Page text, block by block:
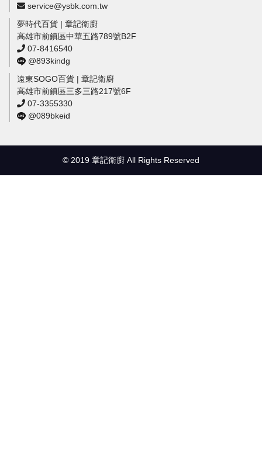
service@ysbk.com.tw
夢時代百貨 | 章記衛廚
高雄市前鎮區中華五路789號B2F
07-8416540
@893kindg
遠東SOGO百貨 | 章記衛廚
高雄市前鎮區三多三路217號6F
07-3355330
@089bkeid
© 2019 章記衛廚 All Rights Reserved